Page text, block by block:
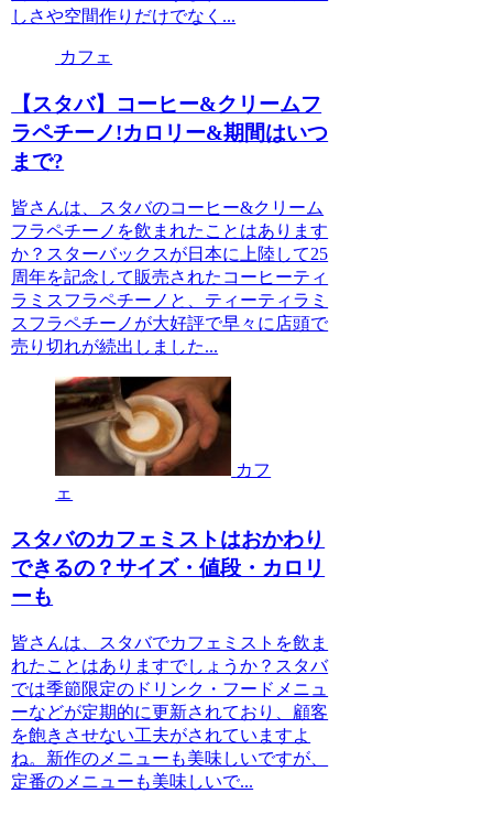
しさや空間作りだけでなく...
カフェ
【スタバ】コーヒー&クリームフ
ラペチーノ!カロリー&期間はいつ
まで?
皆さんは、スタバのコーヒー&クリーム
フラペチーノを飲まれたことはあります
か？スターバックスが日本に上陸して25
周年を記念して販売されたコーヒーティ
ラミスフラペチーノと、ティーティラミ
スフラペチーノが大好評で早々に店頭で
売り切れが続出しました...
カフ
ェ
スタバのカフェミストはおかわり
できるの？サイズ・値段・カロリ
ーも
皆さんは、スタバでカフェミストを飲ま
れたことはありますでしょうか？スタバ
では季節限定のドリンク・フードメニュ
ーなどが定期的に更新されており、顧客
を飽きさせない工夫がされていますよ
ね。新作のメニューも美味しいですが、
定番のメニューも美味しいで...